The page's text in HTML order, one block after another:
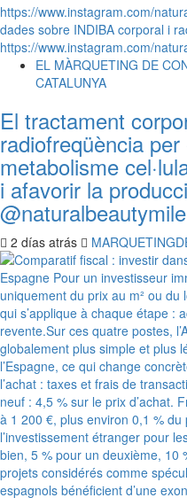
EL MÀRQUETING DE
CATALUNYA
El tractament
radiofreqüència
metabolisme
i afavorir la
2 días atrás